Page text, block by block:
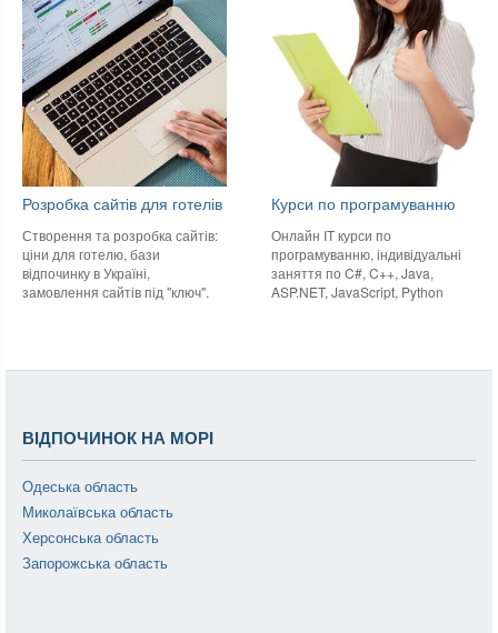
Розробка сайтів для готелів
Створення та розробка сайтів:
ціни для готелю, бази
відпочинку в Україні,
замовлення сайтів під "ключ".
Курси по програмуванню
Онлайн IT курси по
програмуванню, індивідуальні
заняття по C#, C++, Java,
ASP.NET, JavaScript, Python
ВІДПОЧИНОК НА МОРІ
Одеська область
Миколаївська область
Херсонська область
Запорожська область